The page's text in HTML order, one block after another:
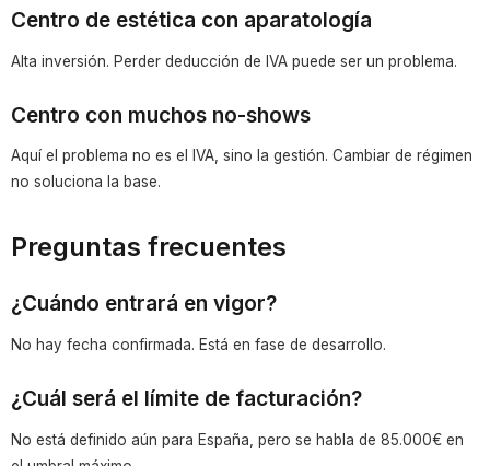
Centro de estética con aparatología
Alta inversión. Perder deducción de IVA puede ser un problema.
Centro con muchos no-shows
Aquí el problema no es el IVA, sino la gestión. Cambiar de régimen
no soluciona la base.
Preguntas frecuentes
¿Cuándo entrará en vigor?
No hay fecha confirmada. Está en fase de desarrollo.
¿Cuál será el límite de facturación?
No está definido aún para España, pero se habla de 85.000€ en